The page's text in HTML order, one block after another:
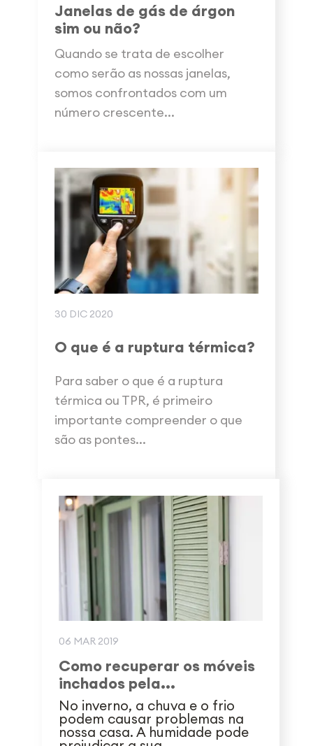
Janelas de gás de árgon
sim ou não?
Quando se trata de escolher
como serão as nossas janelas,
somos confrontados com um
número crescente...
30 DIC 2020
O que é a ruptura térmica?
Para saber o que é a ruptura
térmica ou TPR, é primeiro
importante compreender o que
são as pontes...
06 MAR 2019
Como recuperar os móveis
inchados pela...
No inverno, a chuva e o frio
podem causar problemas na
nossa casa. A humidade pode